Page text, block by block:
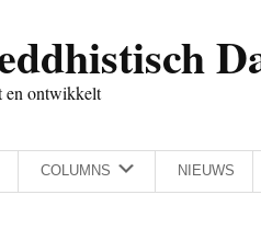
en ontwikkelt
COLUMNS NIEUWS